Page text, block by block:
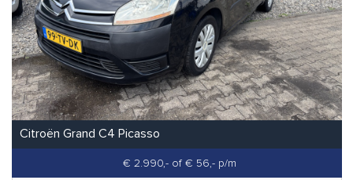
Citroën Grand C4 Picasso
€ 2.990,- of € 56,- p/m